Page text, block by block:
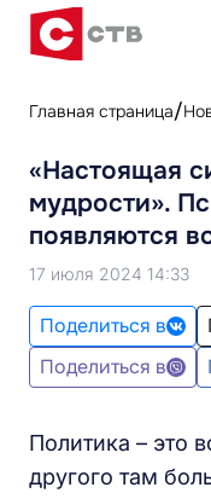
Главная страница
«Настоящая
мудрости».
появляются
17 июля 2024 14:33
Поделиться в
Поделиться в
Политика – это
другого там